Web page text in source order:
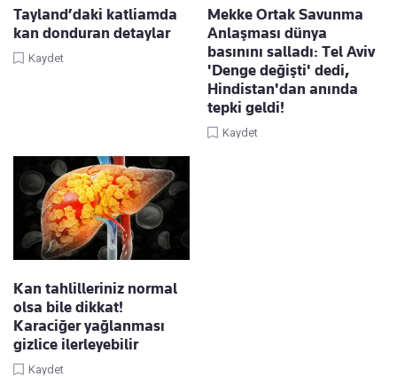
Tayland’daki katliamda
kan donduran detaylar
Kaydet
Mekke Ortak Savunma
Anlaşması dünya
basınını salladı: Tel Aviv
'Denge değişti' dedi,
Hindistan'dan anında
tepki geldi!
Kaydet
Kan tahlilleriniz normal
olsa bile dikkat!
Karaciğer yağlanması
gizlice ilerleyebilir
Kaydet